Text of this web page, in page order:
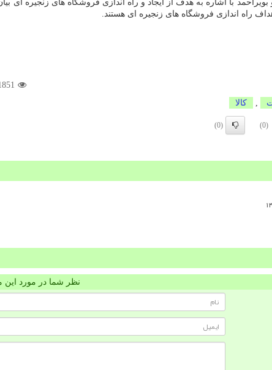
با اشاره به هدف از ایجاد و راه اندازی فروشگاه های زنجیره
راه اندازی فروشگاه های زنجیره ای هستند.
كالا
(0)
(0)
نظر شما در مورد